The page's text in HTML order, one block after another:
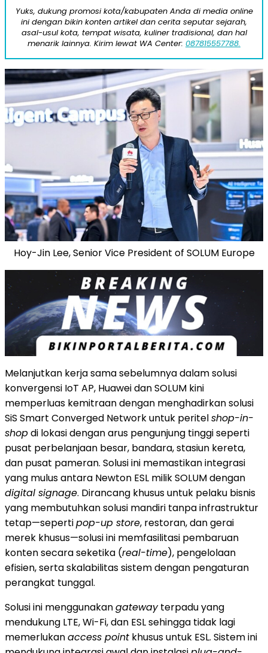
Yuks, dukung promosi kota/kabupaten Anda di media online
ini dengan bikin konten artikel dan cerita seputar sejarah,
asal-usul kota, tempat wisata, kuliner tradisional, dan hal
menarik lainnya. Kirim lewat WA Center: 087815557788.
Hoy-Jin Lee, Senior Vice President of SOLUM Europe
Melanjutkan kerja sama sebelumnya dalam solusi
konvergensi IoT AP, Huawei dan SOLUM kini
memperluas kemitraan dengan menghadirkan solusi
SiS Smart Converged Network untuk peritelshop-in-
shopdi lokasi dengan arus pengunjung tinggi seperti
pusat perbelanjaan besar, bandara, stasiun kereta,
dan pusat pameran. Solusi ini memastikan integrasi
yang mulus antara Newton ESL milik SOLUM dengan
digital signage. Dirancang khusus untuk pelaku bisnis
yang membutuhkan solusi mandiri tanpa infrastruktur
tetap—sepertipop-up store, restoran, dan gerai
merek khusus—solusi ini memfasilitasi pembaruan
konten secara seketika (real-time), pengelolaan
efisien, serta skalabilitas sistem dengan pengaturan
perangkat tunggal.
Solusi ini menggunakangatewayterpadu yang
mendukung LTE, Wi-Fi, dan ESL sehingga tidak lagi
memerlukanaccess point khusus untuk ESL. Sistem ini